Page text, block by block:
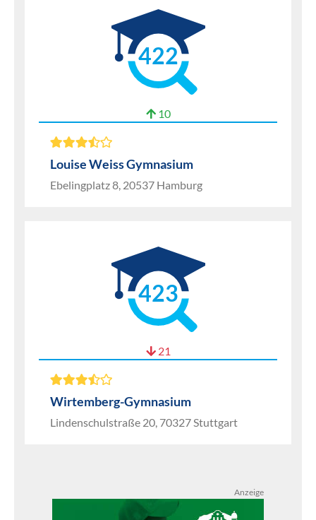
422
10
Louise Weiss Gymnasium
Ebelingplatz 8, 20537 Hamburg
423
21
Wirtemberg-Gymnasium
Lindenschulstraße 20, 70327 Stuttgart
Anzeige